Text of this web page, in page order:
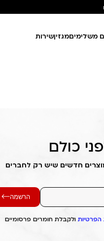
משלימיםמגזיןשירות
כולם
חדשים שיש רק לחברים
הרשמה
הפרטיות ולקבלת חומרים פרסומיים